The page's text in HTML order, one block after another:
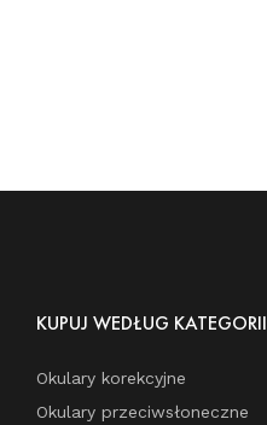
KUPUJ WEDŁUG KATEGORII
Okulary korekcyjne
Okulary przeciwsłoneczne